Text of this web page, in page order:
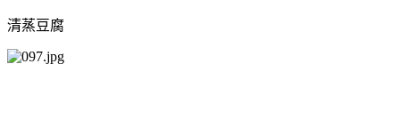
清蒸豆腐